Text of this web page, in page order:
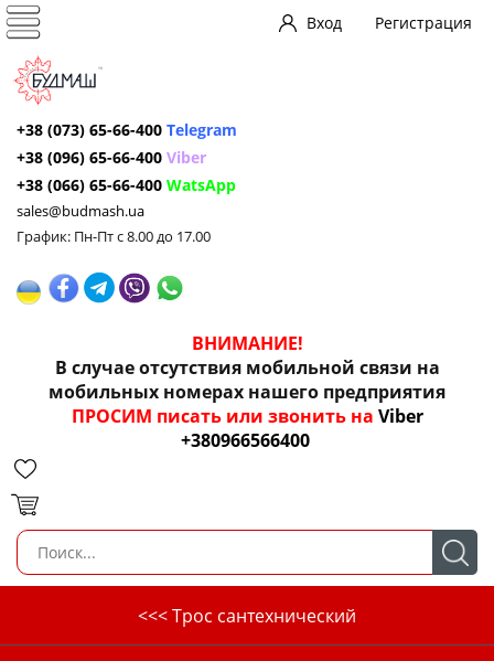
Вход Регистрация
+38 (073) 65-66-400 Telegram
+38 (096) 65-66-400 Viber
+38 (066) 65-66-400 WatsApp
sales@budmash.ua
График: Пн-Пт с 8.00 до 17.00
ВНИМАНИЕ!
В случае отсутствия мобильной связи на
мобильных номерах нашего предприятия
ПРОСИМ писать или звонить на Viber
+380966566400
<<< Трос сантехнический